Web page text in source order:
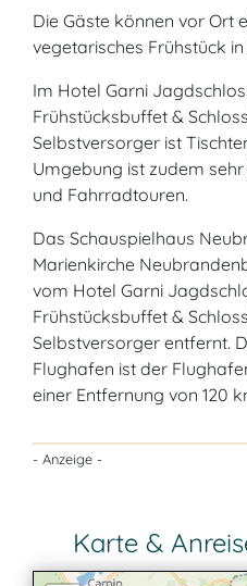
Die Gäste können vor Ort
vegetarisches Frühstück
Im Hotel Garni
Frühstücksbuffet &
Selbstversorger ist
Umgebung ist zudem
und Fahrradtouren.
Das Schauspielhaus
Marienkirche
vom Hotel Garni
Frühstücksbuffet &
Selbstversorger entfernt.
Flughafen ist der
einer Entfernung von 120
- Anzeige -
Karte &